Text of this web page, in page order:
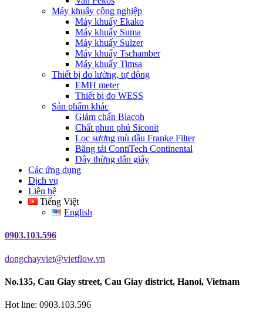
Máy khuấy công nghiệp
Máy khuấy Ekako
Máy khuấy Suma
Máy khuấy Sulzer
Máy khuấy Tschamber
Máy khuấy Timsa
Thiết bị đo lường, tự động
EMH meter
Thiết bị đo WESS
Sản phẩm khác
Giảm chấn Blacoh
Chất phun phủ Siconit
Lọc sương mù dầu Franke Filter
Băng tải ContiTech Continental
Dây thừng dẫn giấy
Các ứng dụng
Dịch vụ
Liên hệ
Tiếng Việt
English
0903.103.596
dongchayviet@vietflow.vn
No.135, Cau Giay street, Cau Giay district, Hanoi, Vietnam
Hot line: 0903.103.596